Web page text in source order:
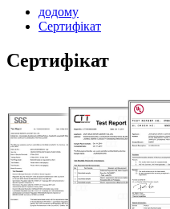
додому
Сертифікат
Сертифікат